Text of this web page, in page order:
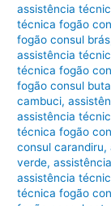
assistência
técnica fogão
fogão consul brás
assistência
técnica fogão
fogão consul
cambuci,
assistência
técnica fogão
consul carandiru,
verde,
assistência
técnica fogão